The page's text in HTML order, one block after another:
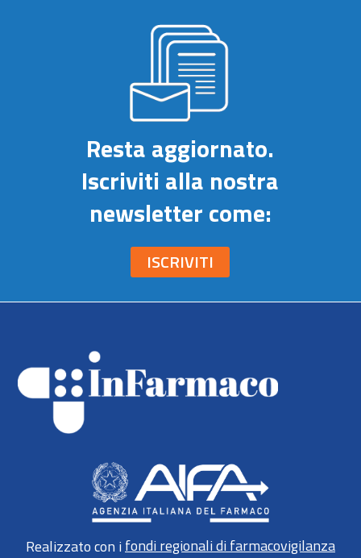
Resta aggiornato.
Iscriviti alla nostra
newsletter come:
ISCRIVITI
Realizzato con ifondi regionali di farmacovigilanza